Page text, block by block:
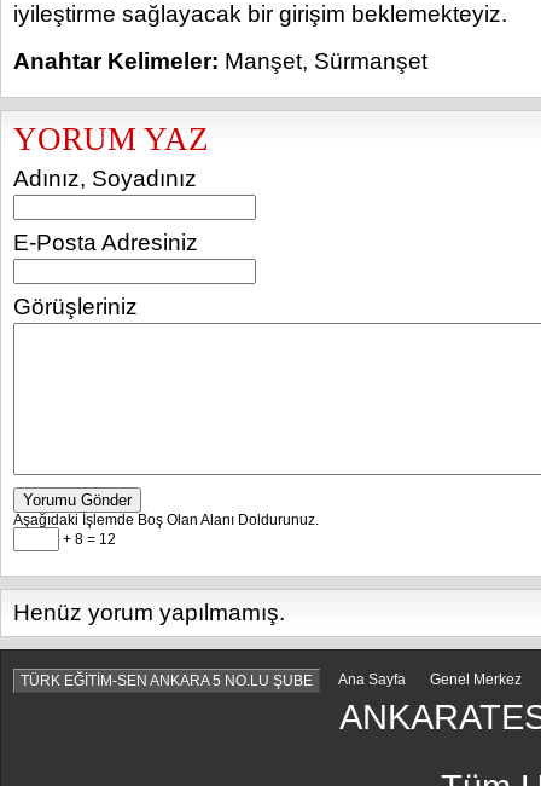
iyileştirme sağlayacak bir girişim beklemekteyiz.
Anahtar Kelimeler: Manşet, Sürmanşet
YORUM YAZ
Adınız, Soyadınız
E-Posta Adresiniz
Görüşleriniz
Yorumu Gönder
Aşağıdaki İşlemde Boş Olan Alanı Doldurunuz.
+ 8 = 12
Henüz yorum yapılmamış.
TÜRK EĞİTİM-SEN ANKARA 5 NO.LU ŞUBE Ana Sayfa Genel Merkez